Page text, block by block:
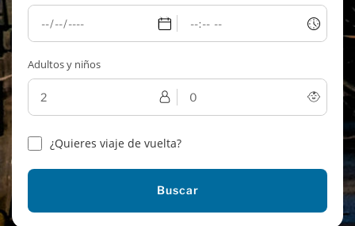
Adultos y niños
¿Quieres viaje de vuelta?
Buscar